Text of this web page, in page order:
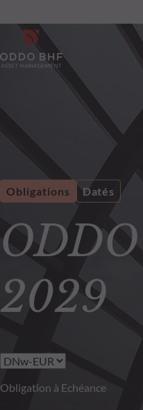
2029
Obligations Datés
Obligation à Echéance